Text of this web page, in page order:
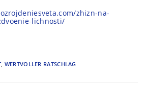
zhizn-na-
lichnosti/
, WERTVOLLER RATSCHLAG